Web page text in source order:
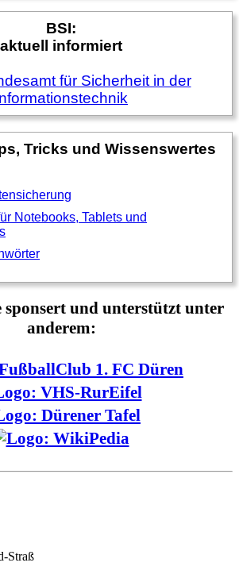
BSI:
aktuell informiert
Tricks und Wissenswertes
Notebooks, Tablets und
sponsert und unterstützt unter
anderem:
Straß